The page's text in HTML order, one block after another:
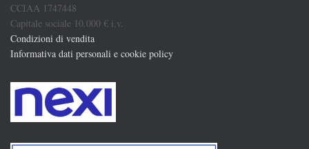
CCIAA 1747448
Capitale sociale 10.000 € i.v.
Condizioni di vendita
Informativa dati personali e cookie policy